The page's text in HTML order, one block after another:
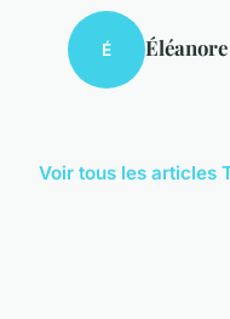
É Éléanore
Voir tous les articles